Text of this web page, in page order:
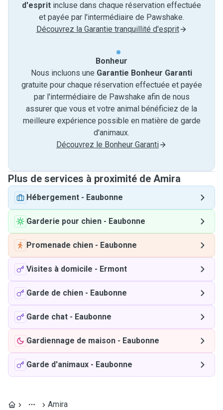
d'esprit incluse dans chaque réservation effectuée
et payée par l'intermédiaire de Pawshake.
Découvrez la Garantie tranquillité d'esprit
Bonheur
Nous incluons une Garantie Bonheur Garanti
gratuite pour chaque réservation effectuée et payée
par l'intermédiaire de Pawshake afin de nous
assurer que vous et votre animal bénéficiez de la
meilleure expérience possible en matière de garde
d'animaux.
Découvrez le Bonheur Garanti
Plus de services à proximité de Amira
Hébergement - Eaubonne
Garderie pour chien - Eaubonne
Promenade chien - Eaubonne
Visites à domicile - Ermont
Garde de chien - Eaubonne
Garde chat - Eaubonne
Gardiennage de maison - Eaubonne
Garde d'animaux - Eaubonne
Amira